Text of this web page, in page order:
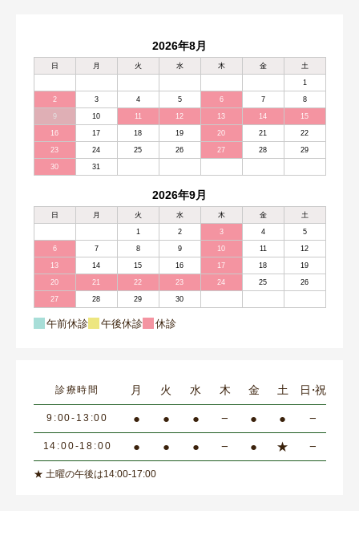
2026年8月
日 月 火 水 木 金 土
1
2 3 4 5 6 7 8
9 10 11 12 13 14 15
16 17 18 19 20 21 22
23 24 25 26 27 28 29
30 31
2026年9月
日 月 火 水 木 金 土
1 2 3 4 5
6 7 8 9 10 11 12
13 14 15 16 17 18 19
20 21 22 23 24 25 26
27 28 29 30
午前休診 午後休診 休診
診療時間 月 火 水 木 金 土 日・祝
9:00-13:00 ● ● ● − ● ● −
14:00-18:00 ● ● ● − ● ★ −
★ 土曜の午後は14:00-17:00